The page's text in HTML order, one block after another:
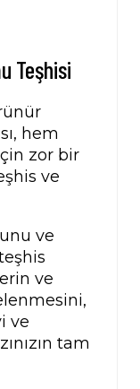
Teşhisi
hem
zor bir
ve
ve
ve
ve
tam